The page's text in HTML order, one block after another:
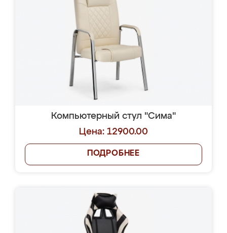
Компьютерный стул "Сима"
Цена: 12900.00
ПОДРОБНЕЕ